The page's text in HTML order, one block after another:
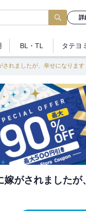
詳
BL・TL タテヨ
されましたが、幸せになります
がされましたが